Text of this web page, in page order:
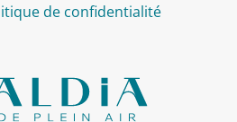
de confidentialité